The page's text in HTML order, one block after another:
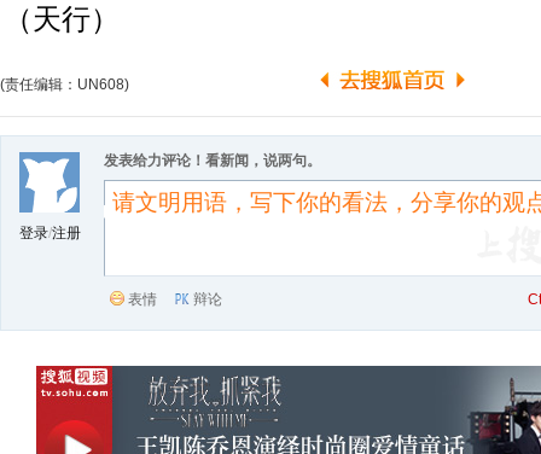
（天行）
(责任编辑：UN608)
登录/注册
发表给力评论！看新闻，说两句。
表情 辩论